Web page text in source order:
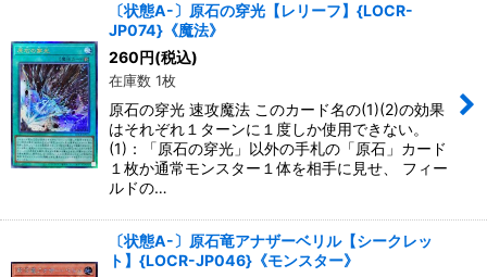
〔状態A-〕原石の穿光【レリーフ】{LOCR-
JP074}《魔法》
260円(税込)
在庫数 1枚
原石の穿光 速攻魔法 このカード名の(1)(2)の効果
はそれぞれ１ターンに１度しか使用できない。
(1)：「原石の穿光」以外の手札の「原石」カード
１枚か通常モンスター１体を相手に見せ、 フィー
ルドの…
〔状態A-〕原石竜アナザーベリル【シークレッ
ト】{LOCR-JP046}《モンスター》